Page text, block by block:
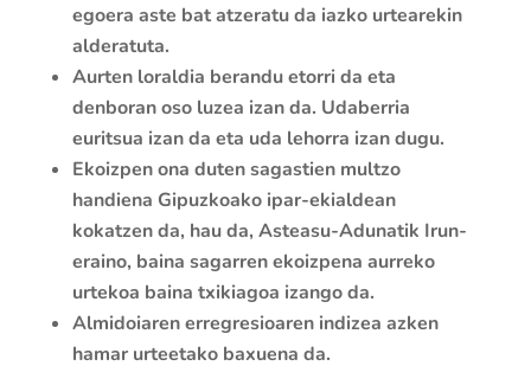
egoera aste bat atzeratu da iazko urtearekin
alderatuta.
Aurten loraldia berandu etorri da eta
denboran oso luzea izan da. Udaberria
euritsua izan da eta uda lehorra izan dugu.
Ekoizpen ona duten sagastien multzo
handiena Gipuzkoako ipar-ekialdean
kokatzen da, hau da, Asteasu-Adunatik Irun-
eraino, baina sagarren ekoizpena aurreko
urtekoa baina txikiagoa izango da.
Almidoiaren erregresioaren indizea azken
hamar urteetako baxuena da.